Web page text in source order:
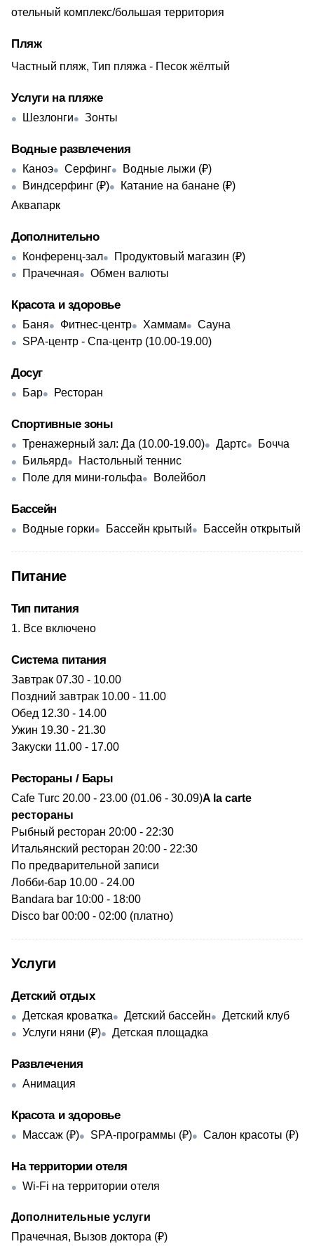
отельный комплекс/большая территория
Пляж
Частный пляж, Тип пляжа - Песок жёлтый
Услуги на пляже
Шезлонги Зонты
Водные развлечения
Каноэ Серфинг
Водные лыжи (₽)
Виндсерфинг (₽)
Катание на банане (₽)
Аквапарк
Дополнительно
Конференц-зал
Продуктовый магазин (₽)
Прачечная
Обмен валюты
Красота и здоровье
Баня Фитнес-центр Хаммам
Сауна
SPA-центр - Спа-центр (10.00-19.00)
Досуг
Бар Ресторан
Спортивные зоны
Тренажерный зал: Да (10.00-19.00) Дартс
Бочча
Бильярд
Настольный теннис
Поле для мини-гольфа
Волейбол
Бассейн
Водные горки Бассейн крытый Бассейн открытый
Питание
Тип питания
Все включено
Система питания
Завтрак 07.30 - 10.00
Поздний завтрак 10.00 - 11.00
Обед 12.30 - 14.00
Ужин 19.30 - 21.30
Закуски 11.00 - 17.00
Рестораны / Бары
Cafe Turc 20.00 - 23.00 (01.06 - 30.09)A la carte
рестораны
Рыбный ресторан 20:00 - 22:30
Итальянский ресторан 20:00 - 22:30
По предварительной записи
Лобби-бар 10.00 - 24.00
Bandara bar 10:00 - 18:00
Disco bar 00:00 - 02:00 (платно)
Услуги
Детский отдых
Детская кроватка Детский бассейн
Детский клуб
Услуги няни (₽)
Детская площадка
Развлечения
Анимация
Красота и здоровье
Массаж (₽) SPA-программы (₽) Салон красоты (₽)
На территории отеля
Wi-Fi на территории отеля
Дополнительные услуги
Прачечная, Вызов доктора (₽)